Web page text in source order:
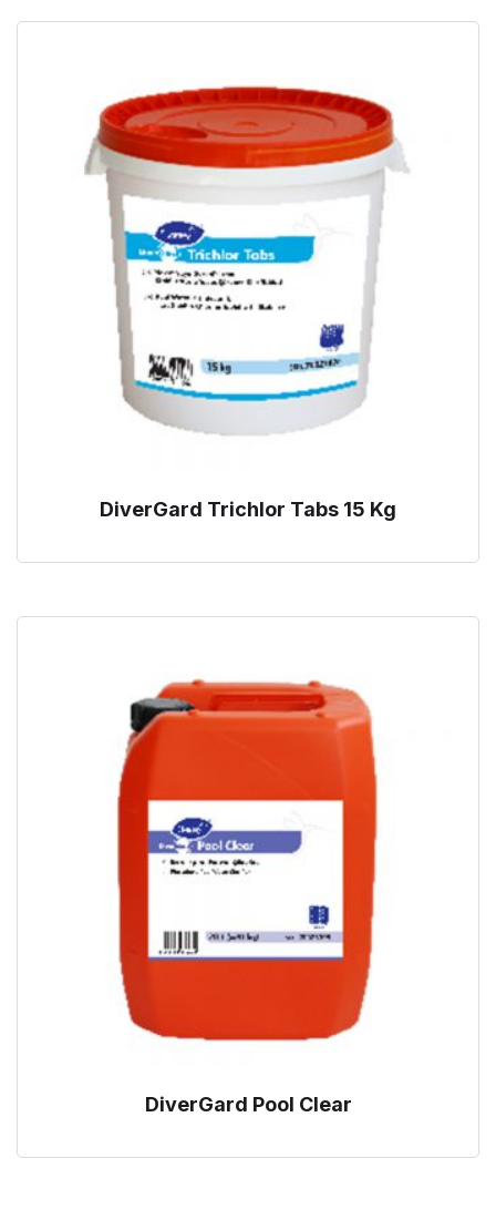
DiverGard Trichlor Tabs 15 Kg
DiverGard Pool Clear